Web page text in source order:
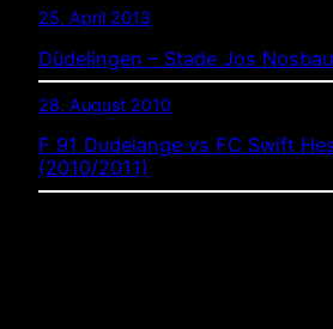
25. April 2013
Düdelingen – Stade Jos
28. August 2010
F 91 Dudelange vs FC Swift
(2010/2011)